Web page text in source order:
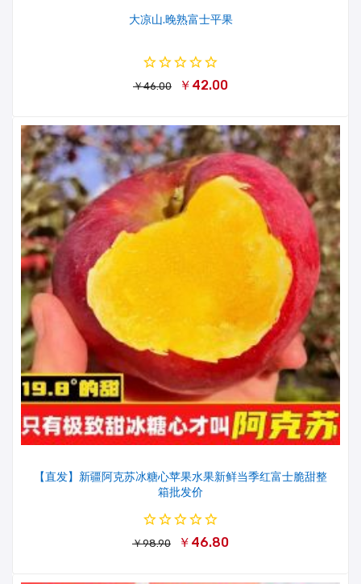
大凉山.晚熟富士平果
￥46.00 ￥42.00
【直发】新疆阿克苏冰糖心苹果水果新鲜当季红富士脆甜整
箱批发价
￥98.90 ￥46.80